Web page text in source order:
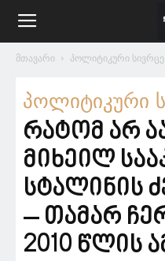
მთავარი პოლიტიკური სივრცე
პოლიტიკური
რატომ არ
მიხეილ
სტალინის
– თამარ
2010 წლის